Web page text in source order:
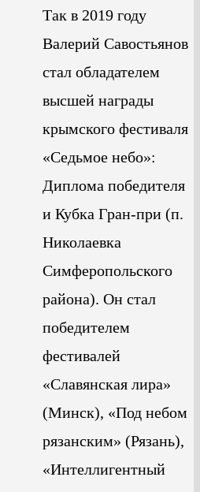
Так в 2019 году
Валерий Савостьянов
стал обладателем
высшей награды
крымского фестиваля
«Седьмое небо»:
Диплома победителя
и Кубка Гран-при (п.
Николаевка
Симферопольского
района). Он стал
победителем
фестивалей
«Славянская лира»
(Минск), «Под небом
рязанским» (Рязань),
«Интеллигентный